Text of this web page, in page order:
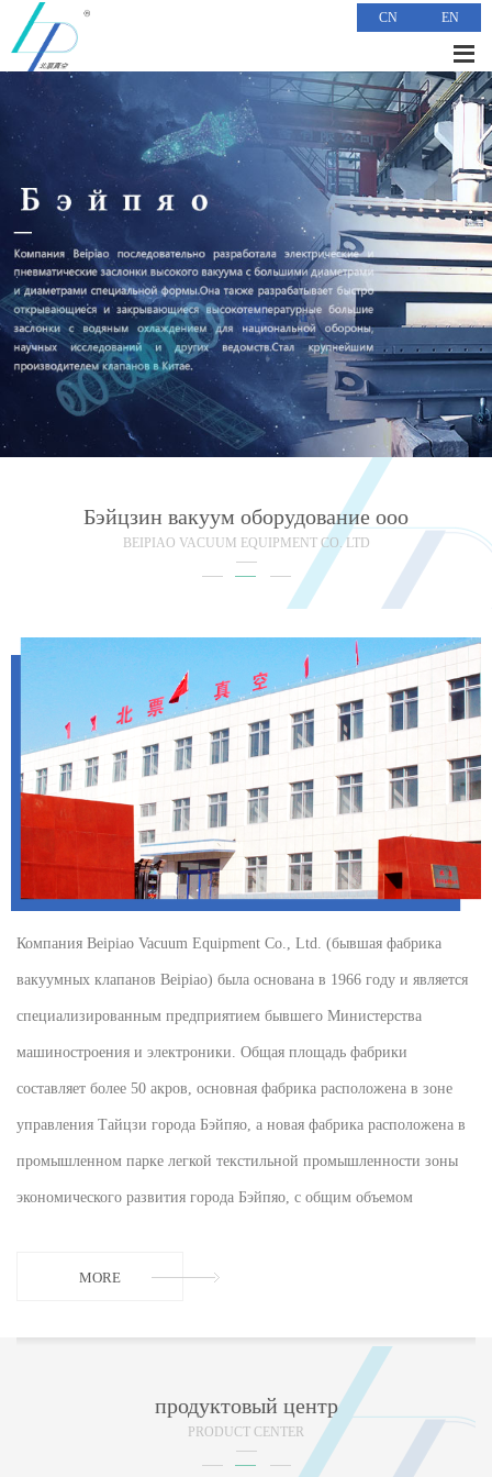
CN EN
Бэйцзин вакуум оборудование ооо
BEIPIAO VACUUM EQUIPMENT CO. LTD
Компания Beipiao Vacuum Equipment Co., Ltd. (бывшая фабрика
вакуумных клапанов Beipiao) была основана в 1966 году и является
специализированным предприятием бывшего Министерства
машиностроения и электроники. Общая площадь фабрики
составляет более 50 акров, основная фабрика расположена в зоне
управления Тайцзи города Бэйпяо, а новая фабрика расположена в
промышленном парке легкой текстильной промышленности зоны
экономического развития города Бэйпяо, с общим объемом
том числе 12 инженеров и техников. Компания имеет более 100
оборудования и почти 20 запатентованных технологий. На
протяжении многих лет она внедряла инновации и добивалась
прогресса. Она превратилась в профессиональное приобретение
вакуума, Высокотехнологичное предприятие, занимающееся
MORE
продуктовый центр
PRODUCT CENTER